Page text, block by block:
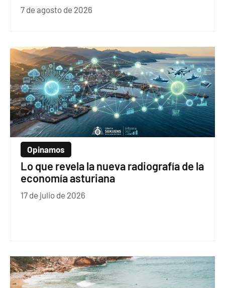
7 de agosto de 2026
Opinamos
Lo que revela la nueva radiografía de la
economía asturiana
17 de julio de 2026